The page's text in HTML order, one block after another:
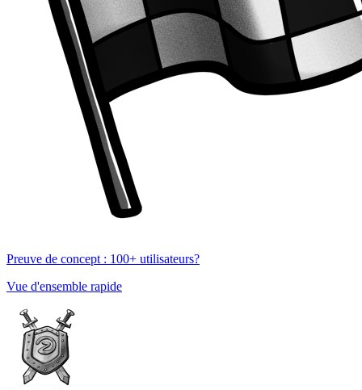
Preuve de concept : 100+ utilisateurs?
Vue d'ensemble rapide